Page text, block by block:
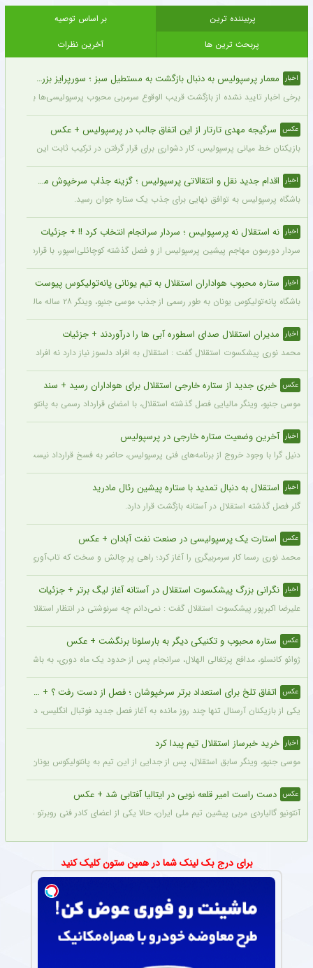
پربیننده ترین
بر اساس توصیه
پربحث ترین ها
آخرین نظرات
اخبار معمار پرسپولیس به دنبال بازگشت به مستطیل سبز ؛ سورپرایز بزرگ در راه است ؟ + جزئیات
برخی اخبار تایید نشده از بازگشت قریب الوقوع سرمربی محبوب پرسپولیسی‌ها به دنیای
عکس سرگیجه مهدی تارتار از این اتفاق جالب در پرسپولیس + عکس
بازیکنان خط میانی پرسپولیس، کار دشواری برای قرار گرفتن در ترکیب ثابت این تیم
اخبار اقدام جدید نقل و انتقالاتی پرسپولیس ؛ گزینه جذاب سرخپوش می شود؟
باشگاه پرسپولیس به توافق نهایی برای جذب یک ستاره جوان رسید.
اخبار نه استقلال نه پرسپولیس ؛ سردار سرانجام انتخاب کرد !! + جزئیات
سردار دورسون مهاجم پیشین پرسپولیس از و فصل گذشته کوچائلی‌اسپور، با قراردادی
اخبار ستاره محبوب هواداران استقلال به تیم یونانی پانه‌تولیکوس پیوست
باشگاه پانه‌تولیکوس یونان به طور رسمی از جذب موسی جنپو، وینگر ۲۸ ساله مالیایی سابق استقلال، با قراردادی دو ساله خبر داد.
اخبار مدیران استقلال صدای اسطوره آبی ها را درآوردند + جزئیات
محمد نوری پیشکسوت استقلال گفت : استقلال به افراد دلسوز نیاز دارد نه افراد سود
عکس خبری جدید از ستاره خارجی استقلال برای هواداران رسید + سند
موسی جنپو، وینگر مالیایی فصل گذشته استقلال، با امضای قرارداد رسمی به پانتولیکوس
اخبار آخرین وضعیت ستاره خارجی در پرسپولیس
دنیل گرا با وجود خروج از برنامه‌های فنی پرسپولیس، حاضر به فسخ قرارداد نیست.
اخبار استقلال به دنبال تمدید با ستاره پیشین رئال مادرید
گلر فصل گذشته استقلال در آستانه بازگشت قرار دارد.
عکس استارت یک پرسپولیسی در صنعت نفت آبادان + عکس
محمد نوری رسما کار سرمربیگری را آغاز کرد؛ راهی پر چالش و سخت که تاب‌آوری بالایی
اخبار نگرانی بزرگ پیشکسوت استقلال در آستانه آغاز لیگ برتر + جزئیات
علیرضا اکبرپور پیشکسوت استقلال گفت : نمی‌دانم چه سرنوشتی در انتظار استقلال
عکس ستاره محبوب و تکنیکی دیگر به بارسلونا برنگشت + عکس
ژوائو کانسلو، مدافع پرتغالی الهلال، سرانجام پس از حدود یک ماه دوری، به باشگاه
عکس اتفاق تلخ برای استعداد برتر سرخپوشان ؛ فصل از دست رفت ؟ + عکس
یکی از بازیکنان آرسنال تنها چند روز مانده به آغاز فصل جدید فوتبال انگلیس، دچار
اخبار خرید خبرساز استقلال تیم پیدا کرد
موسی جنپو، وینگر سابق استقلال، پس از جدایی از این تیم به پانتولیکوس یونان
عکس دست راست امیر قلعه نویی در ایتالیا آفتابی شد + عکس
آنتونیو گالیاردی مربی پیشین تیم ملی ایران، حالا یکی از اعضای کادر فنی روبرتو مانچینی
برای درج بک لینک شما در همین ستون کلیک کنید